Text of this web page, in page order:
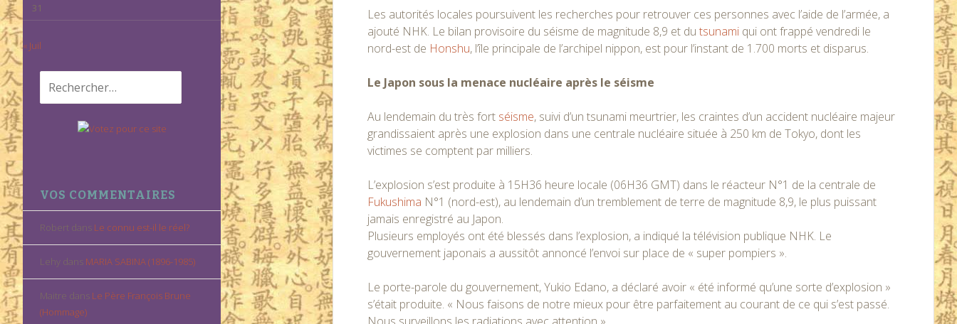
31
« Juil
Rechercher :
VOS COMMENTAIRES
Robert dans Le connu est-il le réel?
Lehy dans MARIA SABINA (1896-1985)
Maitre dans Le Père François Brune
(Hommage)
Les autorités locales poursuivent les recherches pour retrouver ces personnes avec l’aide de l’armée, a
ajouté NHK. Le bilan provisoire du séisme de magnitude 8,9 et du tsunami qui ont frappé vendredi le
nord-est de Honshu, l’île principale de l’archipel nippon, est pour l’instant de 1.700 morts et disparus.
Le Japon sous la menace nucléaire après le séisme
Au lendemain du très fort séisme, suivi d’un tsunami meurtrier, les craintes d’un accident nucléaire majeur
grandissaient après une explosion dans une centrale nucléaire située à 250 km de Tokyo, dont les
victimes se comptent par milliers.
L’explosion s’est produite à 15H36 heure locale (06H36 GMT) dans le réacteur N°1 de la centrale de
Fukushima N°1 (nord-est), au lendemain d’un tremblement de terre de magnitude 8,9, le plus puissant
jamais enregistré au Japon.
Plusieurs employés ont été blessés dans l’explosion, a indiqué la télévision publique NHK. Le
gouvernement japonais a aussitôt annoncé l’envoi sur place de « super pompiers ».
Le porte-parole du gouvernement, Yukio Edano, a déclaré avoir « été informé qu’une sorte d’explosion »
s’était produite. « Nous faisons de notre mieux pour être parfaitement au courant de ce qui s’est passé.